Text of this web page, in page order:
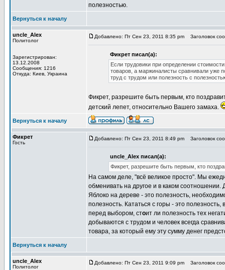
полезностью.
Вернуться к началу
uncle_Alex
Политолог
Зарегистрирован:
13.12.2008
Сообщения: 1216
Откуда: Киев, Украина
Добавлено: Пт Сен 23, 2011 8:35 pm Заголовок
Фикрет писал(а):
Если трудовики при определении
товаров, а маржиналисты сравнивали уже
труд с трудом или полезность с
Фикрет, разрешите быть первым, кто
детский лепет, относительно Вашего замаха.
Вернуться к началу
Фикрет
Гость
Добавлено: Пт Сен 23, 2011 8:49 pm Заголовок
uncle_Alex писал(а):
Фикрет, разрешите быть первым, кто
На самом деле, "всё великое просто". Мы
обменивать на другое и в каком соотношении.
Яблоко на дереве - это полезность,
полезность. Кататься с горы - это
перед выбором, стоит ли полезность тех
добываются с трудом и человек всегда
товара, за который ему эту сумму денег
Вернуться к началу
uncle_Alex
Политолог
Добавлено: Пт Сен 23, 2011 9:09 pm Заголовок